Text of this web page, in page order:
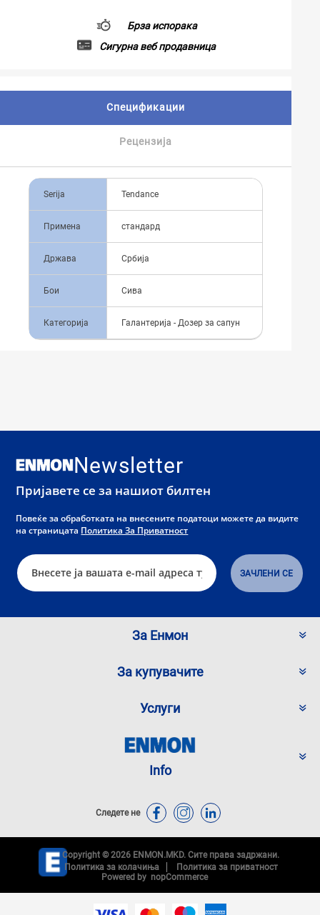
Брза испорака
Сигурна веб продавница
Спецификации
Рецензија
Serija Tendance
Примена стандард
Држава Србија
Бои Сива
Категорија Галантерија - Дозер за сапун
Newsletter
Пријавете се за нашиот билтен
Повеќе за обработката на внесените податоци можете да видите
на страницата Политика За Приватност
За Енмон
За купувачите
Услуги
Info
Следете не
Copyright © 2026 ENMON.MKD. Сите права задржани.
Политика за колачиња
Политика за приватност
Powered by nopCommerce